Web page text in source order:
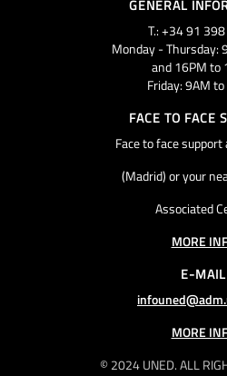
© 2024 UNED. ALL
GENERAL
T.: +34 91
Monday - Thursday:
and 16PM to
Friday: 9AM
FACE TO FACE
Face to face support
(Madrid) or your
Associated
MORE
E-MAIL
MORE